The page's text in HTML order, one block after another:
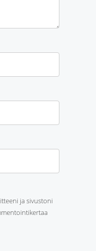
ja sivustoni